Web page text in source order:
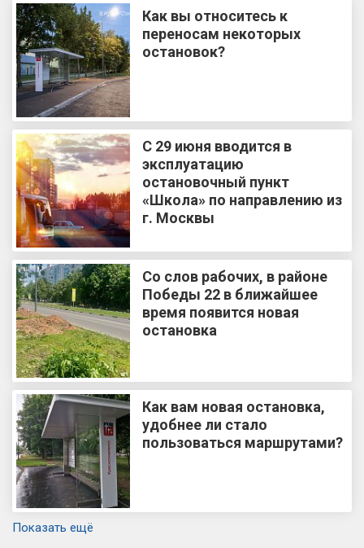
Как вы относитесь к
переносам некоторых
остановок?
С 29 июня вводится в
эксплуатацию
остановочный пункт
«Школа» по направлению из
г. Москвы
Со слов рабочих, в районе
Победы 22 в ближайшее
время появится новая
остановка
Как вам новая остановка,
удобнее ли стало
пользоваться маршрутами?
Показать ещё